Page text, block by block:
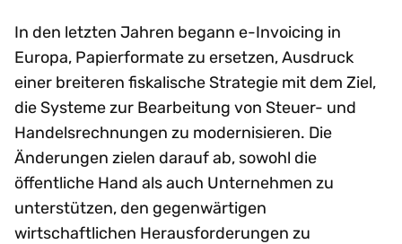
In den letzten Jahren begann e-Invoicing in
Europa, Papierformate zu ersetzen, Ausdruck
einer breiteren fiskalische Strategie mit dem Ziel,
die Systeme zur Bearbeitung von Steuer- und
Handelsrechnungen zu modernisieren. Die
Änderungen zielen darauf ab, sowohl die
öffentliche Hand als auch Unternehmen zu
unterstützen, den gegenwärtigen
wirtschaftlichen Herausforderungen zu